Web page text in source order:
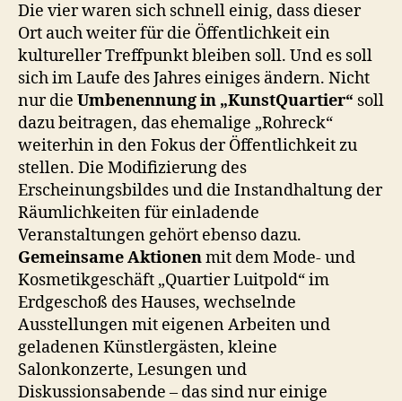
Die vier waren sich schnell einig, dass dieser
Ort auch weiter für die Öffentlichkeit ein
kultureller Treffpunkt bleiben soll. Und es soll
sich im Laufe des Jahres einiges ändern. Nicht
nur die Umbenennung in „KunstQuartier“ soll
dazu beitragen, das ehemalige „Rohreck“
weiterhin in den Fokus der Öffentlichkeit zu
stellen. Die Modifizierung des
Erscheinungsbildes und die Instandhaltung der
Räumlichkeiten für einladende
Veranstaltungen gehört ebenso dazu.
Gemeinsame Aktionenmit dem Mode- und
Kosmetikgeschäft „Quartier Luitpold“ im
Erdgeschoß des Hauses, wechselnde
Ausstellungen mit eigenen Arbeiten und
geladenen Künstlergästen, kleine
Salonkonzerte, Lesungen und
Diskussionsabende – das sind nur einige